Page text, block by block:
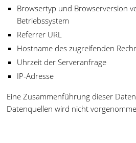
Browsertyp und Browserversion
Betriebssystem
Referrer URL
Hostname des zugreifenden
Uhrzeit der Serveranfrage
IP-Adresse
Eine Zusammenführung dieser
Datenquellen wird nicht